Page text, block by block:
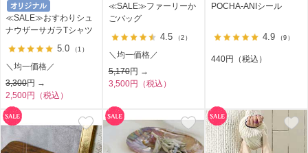
≪SALE≫おすわりシュ
ナウザーサガラTシャツ
5.0 （1）
＼均一価格／
3,300円 →
2,500円（税込）
≪SALE≫ファーリーか
ごバッグ
4.5 （2）
＼均一価格／
5,170円 →
3,500円（税込）
POCHA-ANIシール
4.9 （9）
440円（税込）